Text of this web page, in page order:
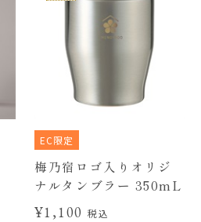
EC限定
梅乃宿ロゴ入りオリジ
ナルタンブラー 350mL
¥1,100 税込